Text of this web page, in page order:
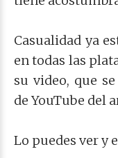
Casualidad ya
en todas las
su video, que
de YouTube del
Lo puedes ver y